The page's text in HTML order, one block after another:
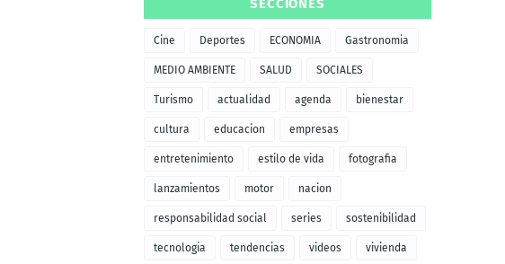
SECCIONES
Cine Deportes ECONOMIA Gastronomia
MEDIO AMBIENTE SALUD SOCIALES
Turismo actualidad agenda bienestar
cultura educacion empresas
entretenimiento estilo de vida fotografia
lanzamientos motor nacion
responsabilidad social series sostenibilidad
tecnologia tendencias videos vivienda